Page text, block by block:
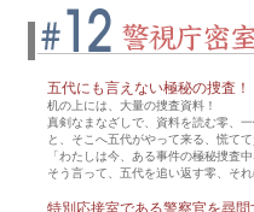
五代にも言えない極秘の捜査
机の上には、大量の捜査資料！
真剣なまなざしで、資料を読む零、
と、そこへ五代がやって来る、慌て
「わたしは今、ある事件の極秘捜査中
そう言って、五代を追い返す零、そ
特別応接室である警察官を尋